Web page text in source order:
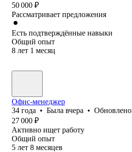
50 000 ₽
Рассматривает предложения
Есть подтверждённые навыки
Общий опыт
8 лет 1 месяц
Офис-менеджер
34 года • Была вчера • Обновлено
27 000 ₽
Активно ищет работу
Общий опыт
5 лет 8 месяцев